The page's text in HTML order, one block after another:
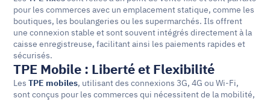
pour les commerces avec un emplacement statique, comme les
boutiques, les boulangeries ou les supermarchés. Ils offrent
une connexion stable et sont souvent intégrés directement à la
caisse enregistreuse, facilitant ainsi les paiements rapides et
sécurisés.
TPE Mobile : Liberté et Flexibilité
Les TPE mobiles, utilisant des connexions 3G, 4G ou Wi-Fi,
sont conçus pour les commerces qui nécessitent de la mobilité,